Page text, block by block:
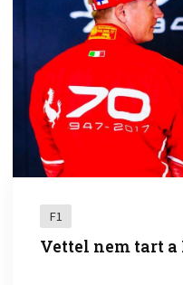
F1
Vettel nem tart a